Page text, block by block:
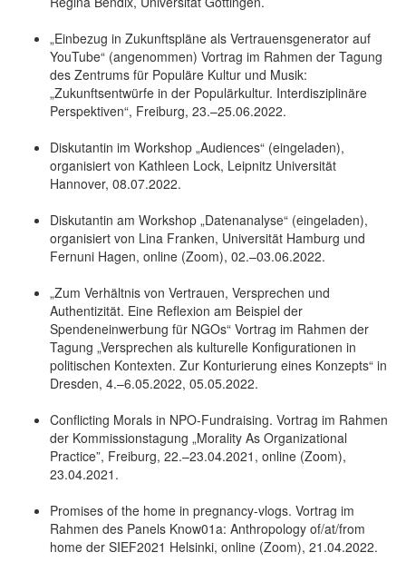
„Einbezug in Zukunftspläne als Vertrauensgenerator auf
YouTube“ (angenommen) Vortrag im Rahmen der Tagung
des Zentrums für Populäre Kultur und Musik:
„Zukunftsentwürfe in der Populärkultur. Interdisziplinäre
Perspektiven“, Freiburg, 23.–25.06.2022.
Diskutantin im Workshop „Audiences“ (eingeladen),
organisiert von Kathleen Lock, Leipnitz Universität
Hannover, 08.07.2022.
Diskutantin am Workshop „Datenanalyse“ (eingeladen),
organisiert von Lina Franken, Universität Hamburg und
Fernuni Hagen, online (Zoom), 02.–03.06.2022.
„Zum Verhältnis von Vertrauen, Versprechen und
Authentizität. Eine Reflexion am Beispiel der
Spendeneinwerbung für NGOs“ Vortrag im Rahmen der
Tagung „Versprechen als kulturelle Konfigurationen in
politischen Kontexten. Zur Konturierung eines Konzepts“ in
Dresden, 4.–6.05.2022, 05.05.2022.
Conflicting Morals in NPO-Fundraising. Vortrag im Rahmen
der Kommissionstagung „Morality As Organizational
Practice”, Freiburg, 22.–23.04.2021, online (Zoom),
23.04.2021.
Promises of the home in pregnancy-vlogs. Vortrag im
Rahmen des Panels Know01a: Anthropology of/at/from
home der SIEF2021 Helsinki, online (Zoom), 21.04.2022.